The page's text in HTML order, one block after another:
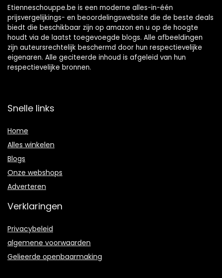
Etienneschouppe.be is een moderne alles-in-één
prijsvergelijkings- en beoordelingswebsite die de beste deals
biedt die beschikbaar zijn op amazon en u op de hoogte
houdt via de laatst toegevoegde blogs. Alle afbeeldingen
zijn auteursrechtelijk beschermd door hun respectievelijke
eigenaren. Alle geciteerde inhoud is afgeleid van hun
respectievelijke bronnen.
Snelle links
Home
Alles winkelen
Blogs
Onze webshops
Adverteren
Verklaringen
Privacybeleid
algemene voorwaarden
Gelieerde openbaarmaking